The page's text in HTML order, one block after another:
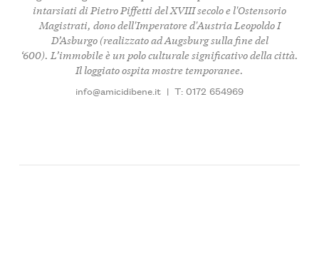
intarsiati di Pietro Piffetti del XVIII secolo e l'Ostensorio
Magistrati, dono dell'Imperatore d'Austria Leopoldo I
D’Asburgo (realizzato ad Augsburg sulla fine del
‘600). L’immobile è un polo culturale significativo della città.
Il loggiato ospita mostre temporanee.
info@amicidibene.it | T: 0172 654969